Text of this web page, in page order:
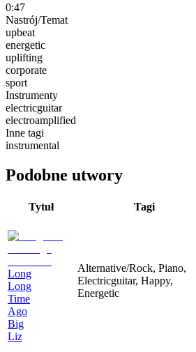
0:47
Nastrój/Temat
upbeat
energetic
uplifting
corporate
sport
Instrumenty
electricguitar
electroamplified
Inne tagi
instrumental
Podobne utwory
Tytuł Tagi
Long
Long
Time
Ago
Big
Liz
Alternative/Rock, Piano,
Electricguitar, Happy,
Energetic